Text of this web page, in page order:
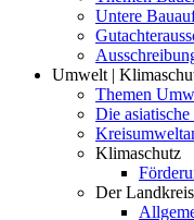
Untere
Umwelt |
Themen
Die
Klimaschutz
Der